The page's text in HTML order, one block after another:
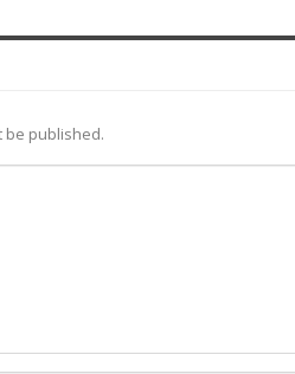
be published.